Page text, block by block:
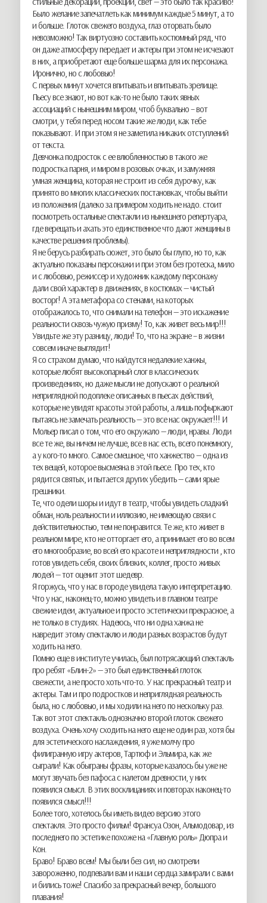
Было желание запечатлеть как минимум каждые 5 минут, а то
и больше. Глоток свежего воздуха, глаз оторвать было
невозможно! Так виртуозно составить костюмный ряд, что
он даже атмосферу передает и актеры при этом не исчезают
в них, а приобретают еще больше шарма для их персонажа.
Иронично, но с любовью!
С первых минут хочется впитывать и впитывать зрелище.
Пьесу все знают, но вот как-то не было таких явных
ассоциаций с нынешним миром, чтоб буквально – вот
смотри, у тебя перед носом такие же люди, как тебе
показывают. И при этом я не заметила никаких отступлений
от текста.
Девчонка подросток с ее влюбленностью в такого же
подростка парня, и миром в розовых очках, и замужняя
умная женщина, которая не строит из себя дурочку, как
принято во многих классических постановках, чтобы выйти
из положения (далеко за примером ходить не надо. стоит
посмотреть остальные спектакли из нынешнего репертуара,
где верещать и ахать это единственное что дают женщины в
качестве решения проблемы).
Я не берусь разбирать сюжет, это было бы глупо, но то, как
актуально показаны персонажи и при этом без гротеска, мило
и с любовью, режиссер и художник каждому персонажу
дали свой характер в движениях, в костюмах — чистый
восторг! А эта метафора со стенами, на которых
отображалось то, что снимали на телефон — это искажение
реальности сквозь чужую призму! То, как живет весь мир!!!
Увидьте же эту разницу, люди! То, что на экране – в жизни
совсем иначе выглядит!
Я со страхом думаю, что найдутся недалекие ханжы,
которые любят высокопарный слог в классических
произведениях, но даже мысли не допускают о реальной
неприглядной подоплеке описанных в пьесах действий,
которые не увидят красоты этой работы, а лишь пофыркают
пытаясь не замечать реальность — это все нас окружает!!! И
Мольер писал о том, что его окружало — люди, нравы. Люди
все те же, вы ничем не лучше, все в нас есть, всего понемногу,
а у кого-то много. Самое смешное, что ханжество — одна из
тех вещей, которое высмеяна в этой пьесе. Про тех, кто
рядится святых, и пытается других убедить — сами ярые
грешники.
Те, что одели шоры и идут в театр, чтобы увидеть сладкий
обман, ноль реальности и иллюзию, не имеющую связи с
действительностью, тем не понравится. Те же, кто живет в
реальном мире, кто не отторгает его, а принимает его во всем
его многообразие, во всей его красоте и неприглядности , кто
готов увидеть себя, своих близких, коллег, просто живых
людей — тот оценит этот шедевр.
Я горжусь, что у нас в городе увидела такую интерпретацию.
Что у нас, наконец-то, можно увидеть и в главном театре
свежие идеи, актуальное и просто эстетически прекрасное, а
не только в студиях. Надеюсь, что ни одна ханжа не
навредит этому спектаклю и люди разных возрастов будут
ходить на него.
Помню еще в институте училась, был потрясающий спектакль
про ребят «Блин-2» — это был единственный глоток
свежести, а не просто хоть что-то. У нас прекрасный театр и
актеры. Там и про подростков и неприглядная реальность
была, но с любовью, и мы ходили на него по нескольку раз.
Так вот этот спектакль однозначно второй глоток свежего
воздуха. Очень хочу сходить на него еще не один раз, хотя бы
для эстетического наслаждения, я уже молчу про
филигранную игру актеров, Тартюф и Эльмира, как же
сыграли! Как обыграны фразы, которые казалось бы уже не
могут звучать без пафоса с налетом древности, у них
появился смысл. В этих восклицаниях и повторах наконец-то
появился смысл!!!
Более того, хотелось бы иметь видео версию этого
спектакля. Это просто фильм! Франсуа Озон, Альмодовар, из
последнего по эстетике похоже на «Главную роль» Дюпра и
Кон.
Браво! Браво всем! Мы были без сил, но смотрели
завороженно, подпевали вам и наши сердца замирали с вами
и бились тоже! Спасибо за прекрасный вечер, большого
плавания!